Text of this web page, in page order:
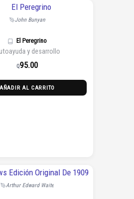
John Bunyan
El Peregrino
y desarrollo
Q95.00
AÑADIR AL CARRITO
Arthur Edward Waite